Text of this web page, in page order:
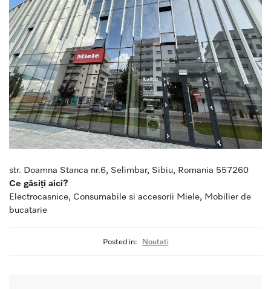
str. Doamna Stanca nr.6, Selimbar, Sibiu, Romania 557260
Ce găsiți aici?
Electrocasnice, Consumabile si accesorii Miele, Mobilier de
bucatarie
Posted in: Noutati